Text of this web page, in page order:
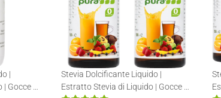
|
Gocce di
Stevia Dolcificante Liquido |
Estratto Stevia di Liquido | Gocce di